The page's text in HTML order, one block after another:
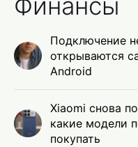
Подключение
открываются
Android
Xiaomi снова
какие модели
покупать